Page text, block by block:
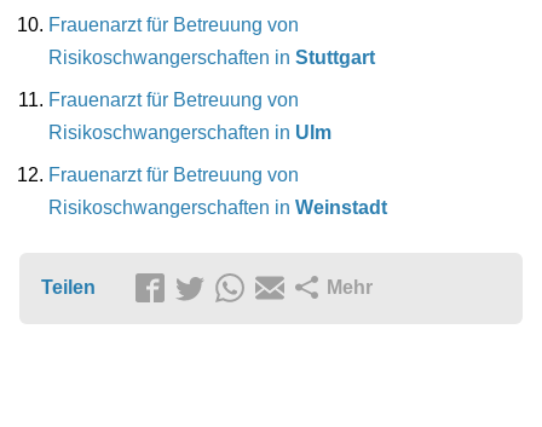
Frauenarzt für Betreuung von
Risikoschwangerschaften in Stuttgart
Frauenarzt für Betreuung von
Risikoschwangerschaften in Ulm
Frauenarzt für Betreuung von
Risikoschwangerschaften in Weinstadt
Teilen Mehr